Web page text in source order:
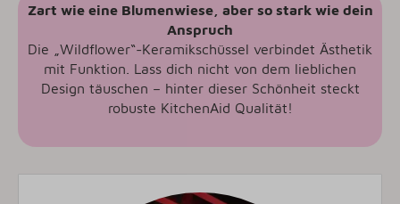
Zart wie eine Blumenwiese, aber so stark wie dein
Anspruch
Die „Wildflower“-Keramikschüssel verbindet Ästhetik
mit Funktion. Lass dich nicht von dem lieblichen
Design täuschen – hinter dieser Schönheit steckt
robuste KitchenAid Qualität!